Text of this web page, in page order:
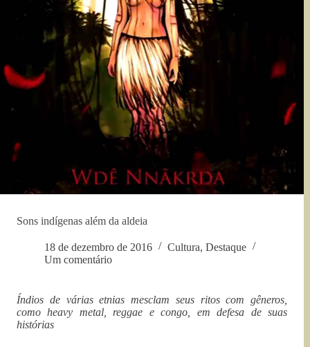
Sons indígenas além da aldeia
18 de dezembro de 2016 Cultura, Destaque
Um comentário
Índios de várias etnias mesclam seus ritos com gêneros,
como heavy metal, reggae e congo, em defesa de suas
histórias